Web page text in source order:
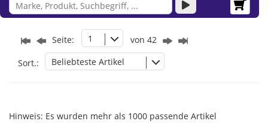
Seite: 1 von 42
Sort.: Beliebteste Artikel
Hinweis: Es wurden mehr als 1000 passende Artikel